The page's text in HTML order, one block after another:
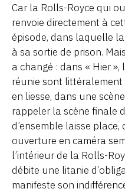
Car la Rolls-Royce qui
renvoie directement à
épisode, dans laquelle
à sa sortie de prison.
a changé : dans « Hier
réunie sont
en liesse, dans une
rappeler la scène finale
d’ensemble laisse
ouverture en caméra
l’intérieur de la Rolls-
débite une litanie
manifeste son